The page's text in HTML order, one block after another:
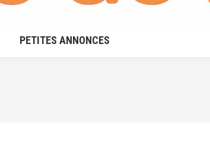
PETITES ANNONCES